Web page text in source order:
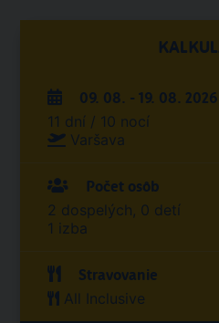
09. 08. - 19. 08. 2026
11 dní / 10 nocí
Varšava
Počet osôb
2 dospelých, 0 detí
1 izba
Stravovanie
All Inclusive